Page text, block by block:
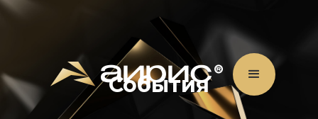
События